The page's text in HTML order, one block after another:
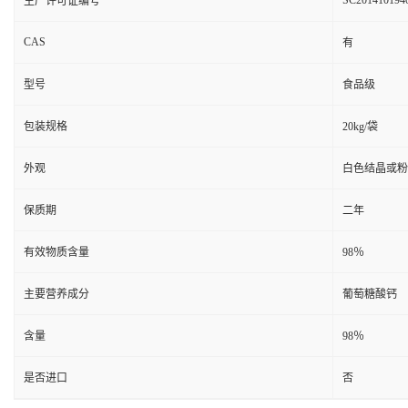
CAS 有
型号 食品级
包装规格 20kg/袋
外观 白色结晶或
保质期 二年
有效物质含量 98％
主要营养成分 葡萄糖酸钙
含量 98％
是否进口 否